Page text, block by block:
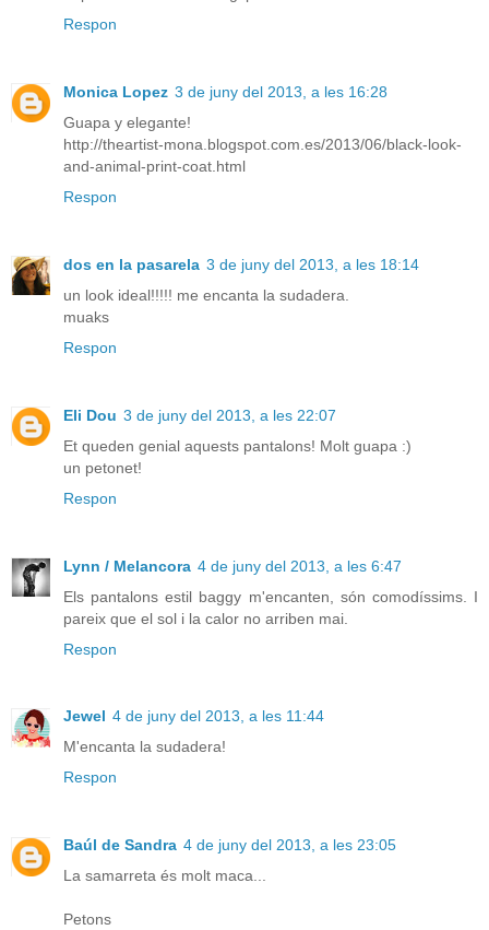
Respon
Monica Lopez 3 de juny del 2013, a les 16:28
Guapa y elegante!
http://theartist-mona.blogspot.com.es/2013/06/black-look-
and-animal-print-coat.html
Respon
dos en la pasarela 3 de juny del 2013, a les 18:14
un look ideal!!!!! me encanta la sudadera.
muaks
Respon
Eli Dou 3 de juny del 2013, a les 22:07
Et queden genial aquests pantalons! Molt guapa :)
un petonet!
Respon
Lynn / Melancora 4 de juny del 2013, a les 6:47
Els pantalons estil baggy m'encanten, són comodíssims. I
pareix que el sol i la calor no arriben mai.
Respon
Jewel 4 de juny del 2013, a les 11:44
M'encanta la sudadera!
Respon
Baúl de Sandra 4 de juny del 2013, a les 23:05
La samarreta és molt maca...
Petons